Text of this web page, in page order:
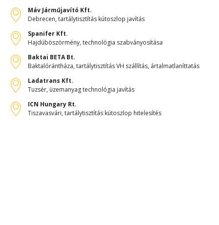
Máv Járműjavító Kft.
Debrecen, tartálytisztítás kútoszlop javítás
Spanifer Kft.
Hajdúböszörmény, technológia szabványosítása
Baktai BETA Bt.
Baktalórántháza, tartálytisztítás VH szállítás, ártalmatlaníttatás
Ladatrans Kft.
Tuzsér, üzemanyag technológia javítás
ICN Hungary Rt.
Tiszavasvári, tartálytisztítás kútoszlop hitelesítés